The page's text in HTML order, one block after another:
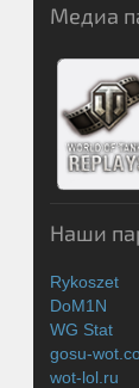
Медиа
Наши
Rykoszet
DoM1N
WG Stat
gosu-
wot-lol.ru